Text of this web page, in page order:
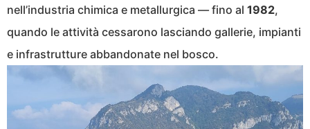
nell’industria chimica e metallurgica — fino al 1982,
quando le attività cessarono lasciando gallerie, impianti
e infrastrutture abbandonate nel bosco.